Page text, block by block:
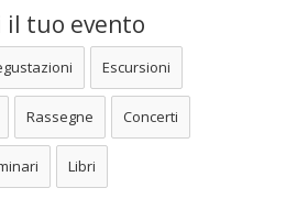
il tuo evento
Escursioni
Rassegne Concerti
Libri